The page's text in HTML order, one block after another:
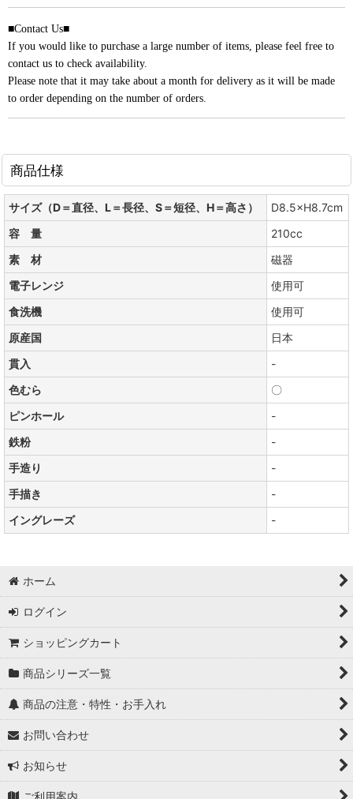
■Contact Us■
If you would like to purchase a large number of items, please feel free to
contact us to check availability.
Please note that it may take about a month for delivery as it will be made
to order depending on the number of orders.
商品仕様
サイズ（D＝直径、L＝長径、S＝短径、H＝高さ）
D8.5×H8.7cm
容 量
210cc
素 材
磁器
電子レンジ
使用可
食洗機
使用可
原産国
日本
貫入
-
色むら
〇
ピンホール
-
鉄粉
-
手造り
-
手描き
-
イングレーズ
-
ホーム
ログイン
ショッピングカート
商品シリーズ一覧
商品の注意・特性・お手入れ
お問い合わせ
お知らせ